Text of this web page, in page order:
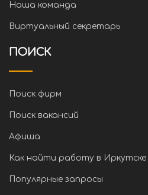
Наша команда
Виртуальный секретарь
ПОИСК
Поиск фирм
Поиск вакансий
Афиша
Как найти работу в Иркутске
Популярные запросы